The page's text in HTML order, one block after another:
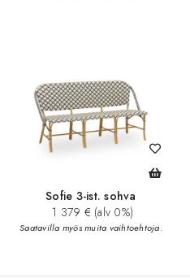
Sofie 3-ist. sohva
1 379 € (alv 0%)
Saatavilla myös muita vaihtoehtoja.